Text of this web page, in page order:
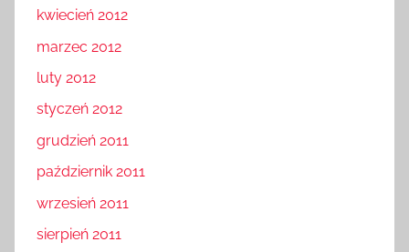
kwiecień 2012
marzec 2012
luty 2012
styczeń 2012
grudzień 2011
październik 2011
wrzesień 2011
sierpień 2011